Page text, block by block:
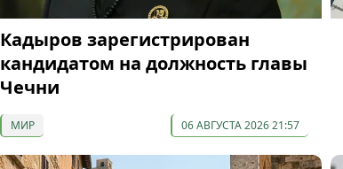
Кадыров зарегистрирован
кандидатом на должность главы
Чечни
МИР 06 АВГУСТА 2026 21:57